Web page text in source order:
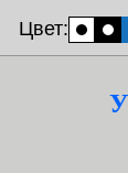
Цвет: